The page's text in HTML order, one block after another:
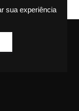
sua experiência
reservados.